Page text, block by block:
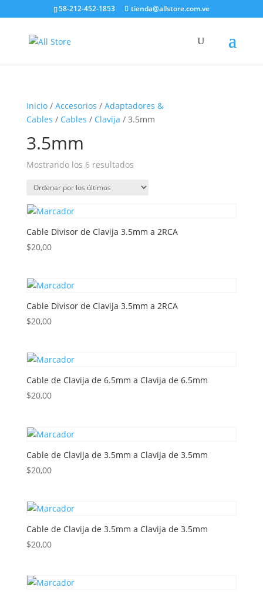
58-212-452-1853 tienda@allstore.com.ve
Inicio/ Accesorios / Adaptadores &
Cables / Cables / Clavija / 3.5mm
3.5mm
Mostrando los 6 resultadosOrdenado
los
Cable Divisor de Clavija 3.5mm a 2RCA
$20,00
Cable Divisor de Clavija 3.5mm a 2RCA
$20,00
Cable de Clavija de 6.5mm a Clavija de 6.5mm
$20,00
Cable de Clavija de 3.5mm a Clavija de 3.5mm
$20,00
Cable de Clavija de 3.5mm a Clavija de 3.5mm
$20,00